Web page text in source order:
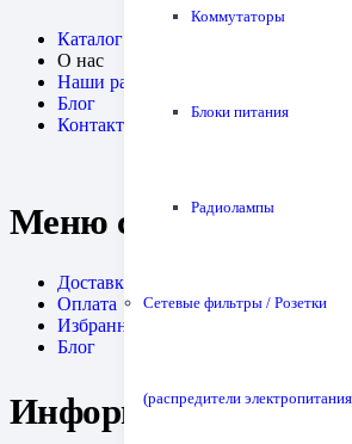
Коммутаторы
Блоки питания
Радиолампы
Сетевые фильтры / Розетки
(распредители
Каталог
О нас
Наши работы
Блог
Контакты
Меню сайта
Доставка
Оплата
Избранное
Блог
Информация